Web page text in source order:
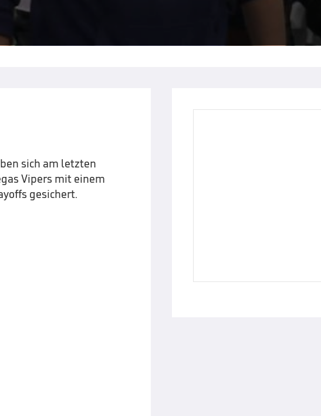
sich am letzten
Vipers mit einem
gesichert.